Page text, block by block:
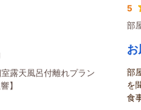
露天風呂付離れプラン
】
5
部
部
を
食